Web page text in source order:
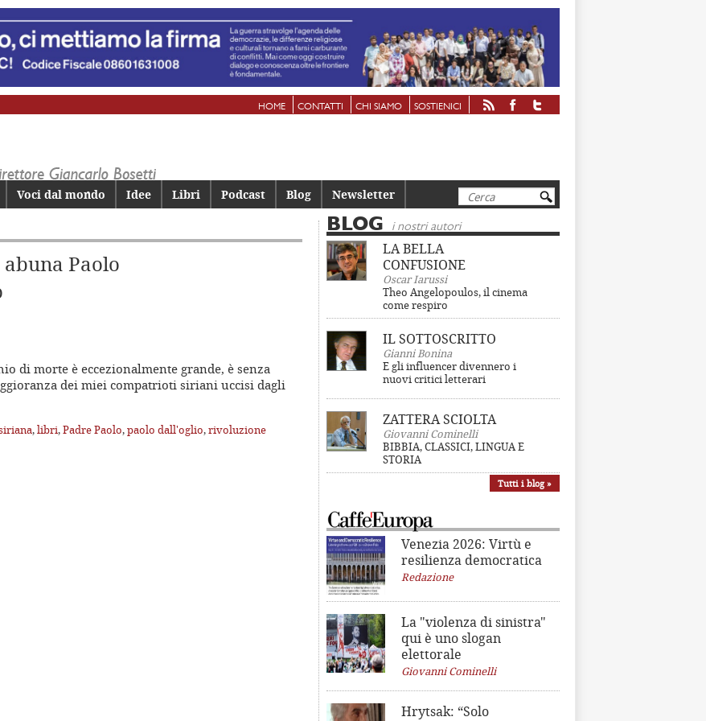
HOME CONTATTI CHI SIAMO SOSTIENICI
Cerca
Voci dal mondo Idee Libri Podcast Blog Newsletter
Paolo
di morte è eccezionalmente grande, è senza
dei miei compatrioti siriani uccisi dagli
,libri,Padre Paolo,paolo dall'oglio,rivoluzione
BLOG i nostri autori
LA BELLA
CONFUSIONE
Oscar Iarussi
Theo Angelopoulos, il cinema
come respiro
IL SOTTOSCRITTO
Gianni Bonina
E gli influencer divennero i
nuovi critici letterari
ZATTERA SCIOLTA
Giovanni Cominelli
BIBBIA, CLASSICI, LINGUA E
STORIA
Tutti i blog »
Venezia 2026: Virtù e
resilienza democratica
Redazione
La "violenza di sinistra"
qui è uno slogan
elettorale
Giovanni Cominelli
Hrytsak: “Solo